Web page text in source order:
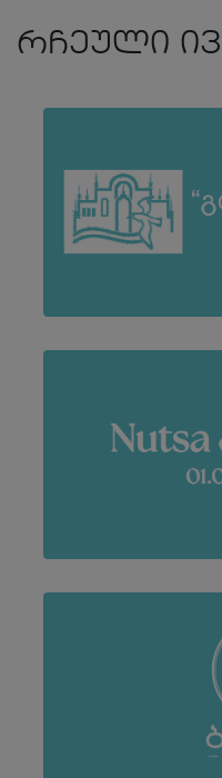
რჩეული